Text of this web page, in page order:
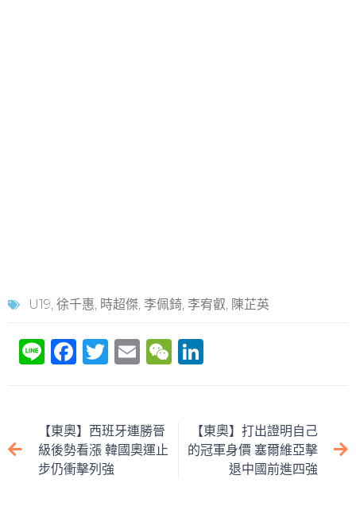
U19, 徐千惠, 時超傑, 李佩錡, 李宥叡, 陳芷英
Li F
e
b
o
T
er
E
l
W
at
e
dI
【東奧】西班牙連勝晉
級後勢看漲 韓國奧運止
步仍衝擊列強
【東奧】打出證明自己
的冠軍身價 塞爾維亞擊
退中國前進四強